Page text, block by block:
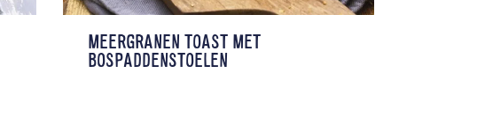
MEERGRANEN TOAST MET
BOSPADDENSTOELEN